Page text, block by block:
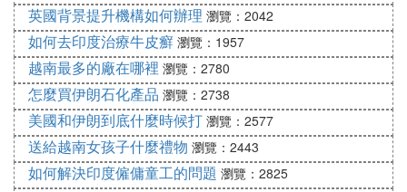
英國背景提升機構如何辦理 瀏覽：2042
如何去印度治療牛皮癬 瀏覽：1957
越南最多的廠在哪裡 瀏覽：2780
怎麼買伊朗石化產品 瀏覽：2738
美國和伊朗到底什麼時候打 瀏覽：2577
送給越南女孩子什麼禮物 瀏覽：2443
如何解決印度僱傭童工的問題 瀏覽：2825